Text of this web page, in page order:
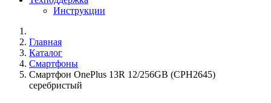
Инструкции
Главная
Каталог
Смартфоны
Смартфон OnePlus 13R 12/256GB (CPH2645)
серебристый